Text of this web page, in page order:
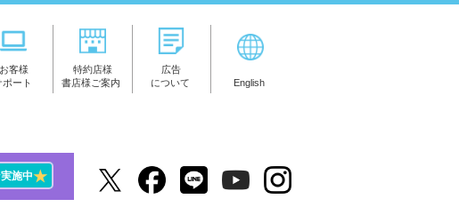
お客様
ポート
特約店様
書店様ご案内
広告
について
English
施中★